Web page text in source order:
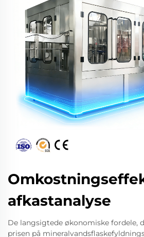
afkastanalyse
De langsigtede økonomiske fordele,
prisen på